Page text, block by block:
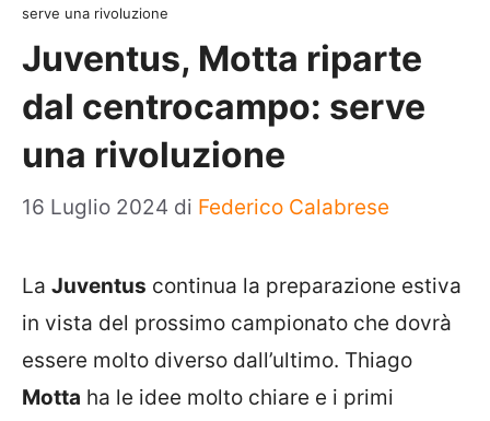
serve una rivoluzione
Juventus, Motta riparte
dal centrocampo: serve
una rivoluzione
16 Luglio 2024 di Federico Calabrese
La Juventus continua la preparazione estiva
in vista del prossimo campionato che dovrà
essere molto diverso dall’ultimo. Thiago
Motta ha le idee molto chiare e i primi